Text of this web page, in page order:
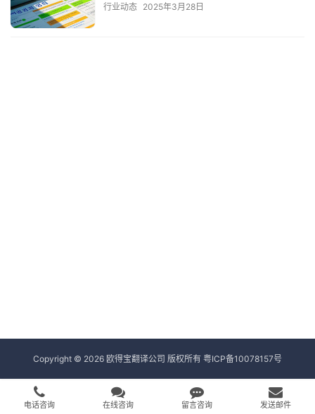
行业动态 2025年3月28日
Copyright © 2026 欧得宝翻译公司 版权所有 粤ICP备10078157号
电话咨询 在线咨询 留言咨询 发送邮件